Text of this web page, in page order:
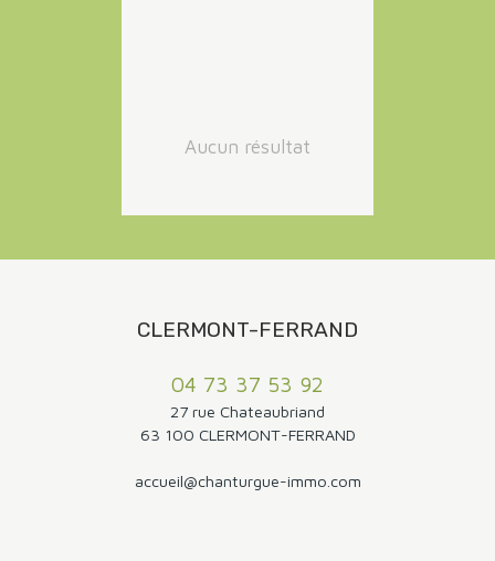
Aucun résultat
CLERMONT-FERRAND
04 73 37 53 92
27 rue Chateaubriand
63 100 CLERMONT-FERRAND
accueil@chanturgue-immo.com